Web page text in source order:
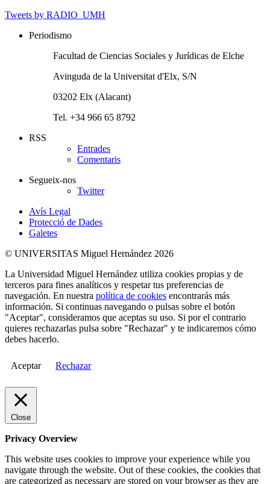
Tweets by RADIO_UMH
Periodismo
Facultad de Ciencias Sociales y Jurídicas de Elche
Avinguda de la Universitat d'Elx, S/N
03202 Elx (Alacant)
Tel. +34 966 65 8792
RSS
Entrades
Comentaris
Segueix-nos
Twitter
Avís Legal
Protecció de Dades
Galetes
© UNIVERSITAS Miguel Hernández 2026
La Universidad Miguel Hernández utiliza cookies propias y de
terceros para fines analíticos y respetar tus preferencias de
navegación. En nuestra política de cookies encontrarás más
información. Si continuas navegando o pulsas sobre el botón
"Aceptar", consideramos que aceptas su uso. Si por el contrario
quieres rechazarlas pulsa sobre "Rechazar" y te indicaremos cómo
debes hacerlo.
Aceptar Rechazar
Close
Privacy Overview
This website uses cookies to improve your experience while you
navigate through the website. Out of these cookies, the cookies that
are categorized as necessary are stored on your browser as they are